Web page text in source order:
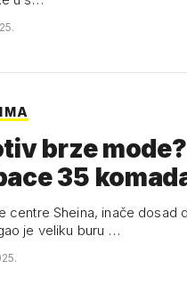
brze
35
centre Sheina, inače dosad
je veliku buru …